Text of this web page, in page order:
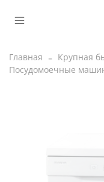
Главная
Крупная
Посудомоечные